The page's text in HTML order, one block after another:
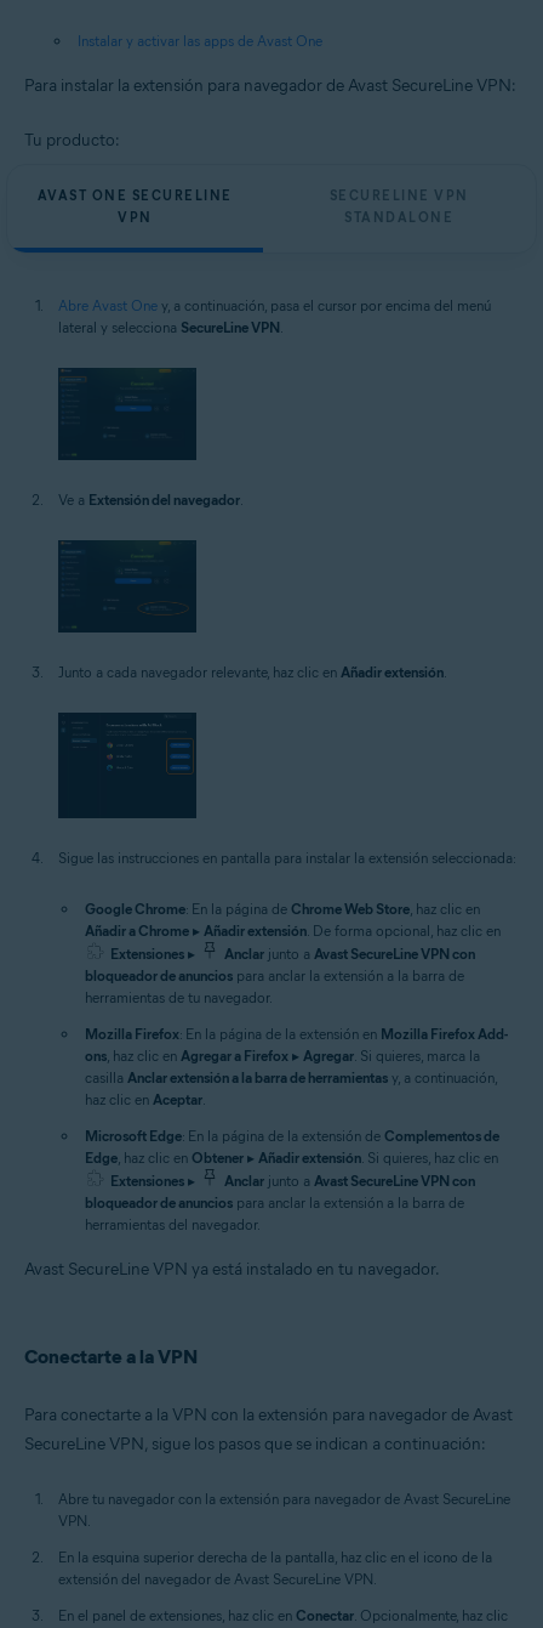
Instalar y activar las apps de Avast One
Para instalar la extensión para navegador de Avast SecureLine VPN:
Tu producto:
AVAST ONE SECURELINE
VPN
SECURELINE VPN
STANDALONE
Abre Avast One y, a continuación, pasa el cursor por encima del menú
lateral y selecciona SecureLine VPN.
Ve a Extensión del navegador.
Junto a cada navegador relevante, haz clic en Añadir extensión.
Sigue las instrucciones en pantalla para instalar la extensión seleccionada:
Google Chrome: En la página de Chrome Web Store, haz clic en
Añadir a Chrome ▸ Añadir extensión. De forma opcional, haz clic en
Extensiones ▸ Anclar junto a Avast SecureLine VPN con
bloqueador de anuncios para anclar la extensión a la barra de
herramientas de tu navegador.
Mozilla Firefox: En la página de la extensión en Mozilla Firefox Add-
ons, haz clic en Agregar a Firefox ▸ Agregar. Si quieres, marca la
casilla Anclar extensión a la barra de herramientas y, a continuación,
haz clic en Aceptar.
Microsoft Edge: En la página de la extensión de Complementos de
Edge, haz clic en Obtener ▸ Añadir extensión. Si quieres, haz clic en
Extensiones ▸ Anclar junto a Avast SecureLine VPN con
bloqueador de anuncios para anclar la extensión a la barra de
herramientas del navegador.
Avast SecureLine VPN ya está instalado en tu navegador.
Conectarte a la VPN
Para conectarte a la VPN con la extensión para navegador de Avast
SecureLine VPN, sigue los pasos que se indican a continuación:
Abre tu navegador con la extensión para navegador de Avast SecureLine
VPN.
En la esquina superior derecha de la pantalla, haz clic en el icono de la
extensión del navegador de Avast SecureLine VPN.
En el panel de extensiones, haz clic en Conectar. Opcionalmente, haz clic